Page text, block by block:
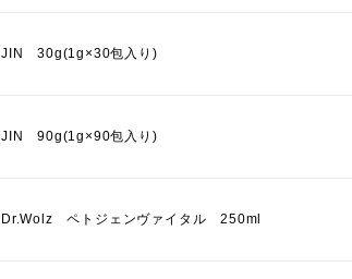
JIN 30g(1g×30包入り)
JIN 90g(1g×90包入り)
Dr.Wolz ペトジェンヴァイタル 250ml